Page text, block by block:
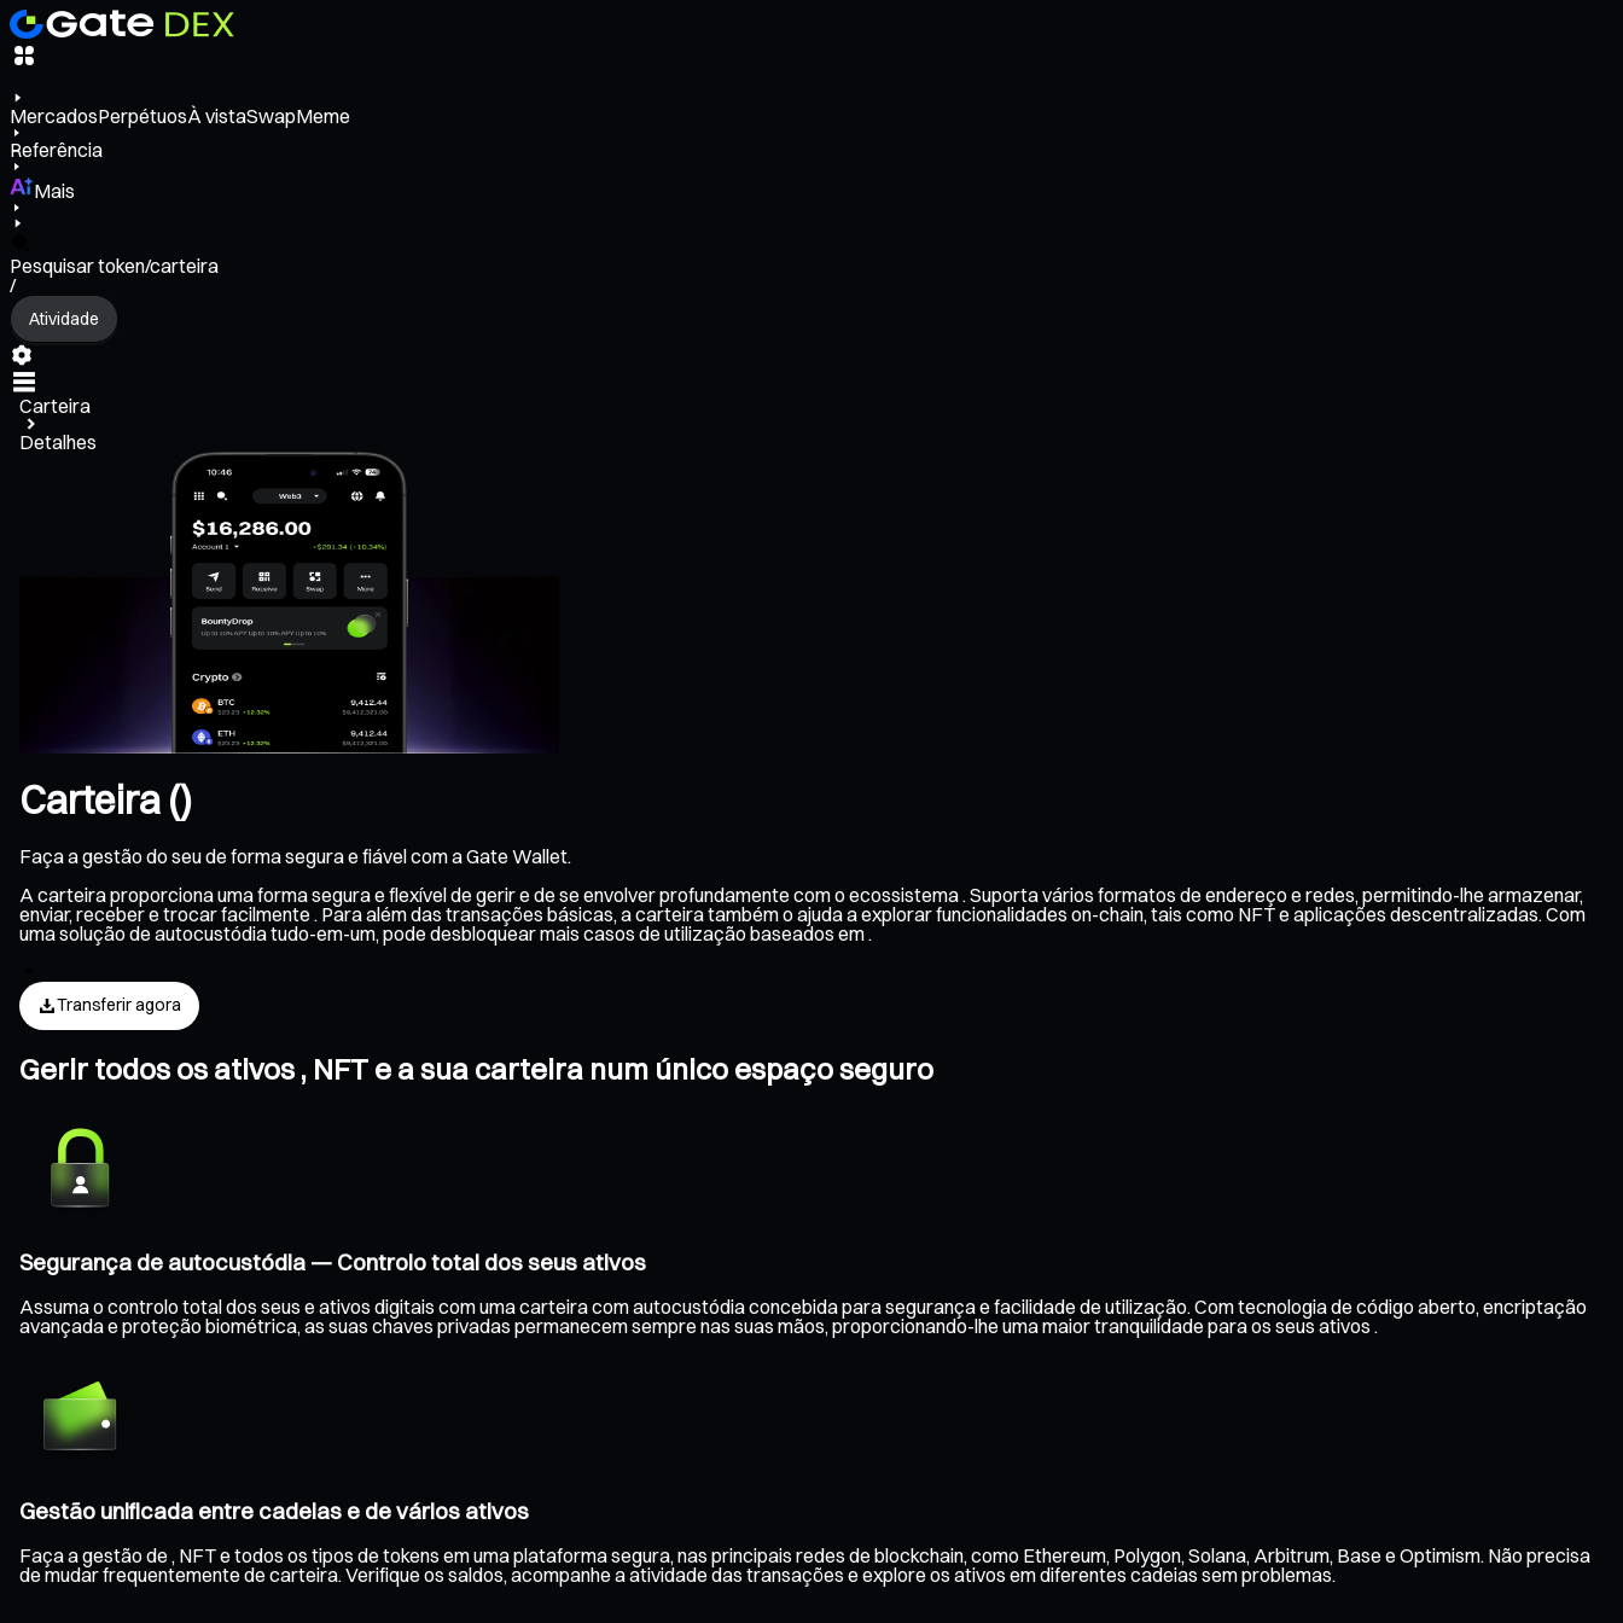
MercadosPerpétuosÀ vistaSwapMeme
Referência
Mais
Pesquisar token/carteira
/
Atividade
Carteira
Detalhes
Carteira ()
Faça a gestão do seu de forma segura e fiável com a Gate Wallet.
A carteira proporciona uma forma segura e flexível de gerir e de se envolver profundamente com o ecossistema . Suporta vários formatos de endereço e redes, permitindo-lhe armazenar,
enviar, receber e trocar facilmente . Para além das transações básicas, a carteira também o ajuda a explorar funcionalidades on-chain, tais como NFT e aplicações descentralizadas. Com
uma solução de autocustódia tudo-em-um, pode desbloquear mais casos de utilização baseados em .
Transferir agora
Gerir todos os ativos , NFT e a sua carteira num único espaço seguro
Segurança de autocustódia — Controlo total dos seus ativos
Assuma o controlo total dos seus e ativos digitais com uma carteira com autocustódia concebida para segurança e facilidade de utilização. Com tecnologia de código aberto, encriptação
avançada e proteção biométrica, as suas chaves privadas permanecem sempre nas suas mãos, proporcionando-lhe uma maior tranquilidade para os seus ativos .
Gestão unificada entre cadeias e de vários ativos
Faça a gestão de , NFT e todos os tipos de tokens em uma plataforma segura, nas principais redes de blockchain, como Ethereum, Polygon, Solana, Arbitrum, Base e Optimism. Não precisa
de mudar frequentemente de carteira. Verifique os saldos, acompanhe a atividade das transações e explore os ativos em diferentes cadeias sem problemas.